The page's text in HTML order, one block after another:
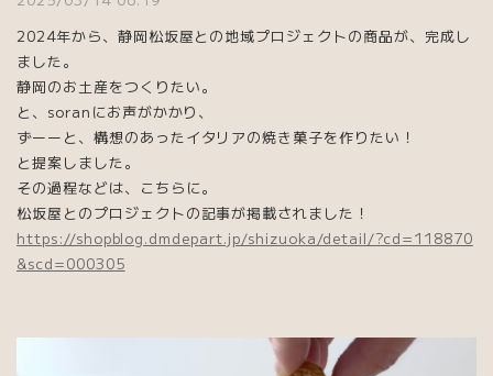
2024年から、静岡松坂屋との地域プロジェクトの商品が、完成し
ました。
静岡のお土産をつくりたい。
と、soranにお声がかかり、
ずーーと、構想のあったイタリアの焼き菓子を作りたい！
と提案しました。
その過程などは、こちらに。
松坂屋とのプロジェクトの記事が掲載されました！
https://shopblog.dmdepart.jp/shizuoka/detail/?cd=118870
&scd=000305